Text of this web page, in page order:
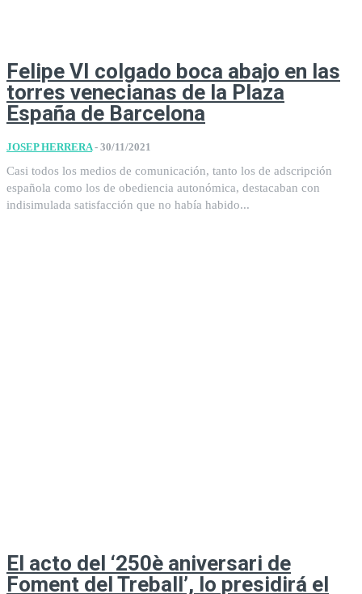
Felipe VI colgado boca abajo en las
torres venecianas de la Plaza
España de Barcelona
JOSEP HERRERA - 30/11/2021
Casi todos los medios de comunicación, tanto los de adscripción
española como los de obediencia autonómica, destacaban con
indisimulada satisfacción que no había habido...
El acto del ‘250è aniversari de
Foment del Treball’, lo presidirá el